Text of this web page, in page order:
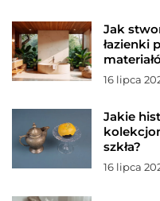
Jak
łazienki
16 lipca
Jakie
szkła?
16 lipca